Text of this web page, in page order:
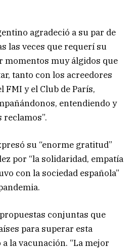
agradeció a su par de
las veces que requerí su
momentos muy álgidos que
tanto con los acreedores
FMI y el Club de París,
entendiendo y
su “enorme gratitud”
por “la solidaridad, empatía
con la sociedad española”
conjuntas que
para superar esta
la vacunación. “La mejor